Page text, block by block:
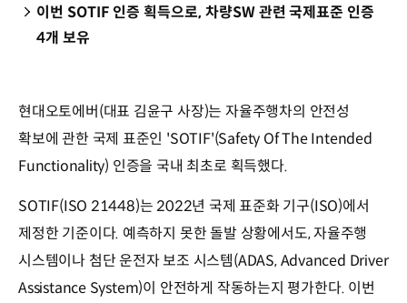
이번 SOTIF 인증 획득으로, 차량SW 관련 국제표준 인증
4개 보유
현대오토에버(대표 김윤구 사장)는 자율주행차의 안전성
확보에 관한 국제 표준인 'SOTIF'(Safety Of The Intended
Functionality) 인증을 국내 최초로 획득했다.
SOTIF(ISO 21448)는 2022년 국제 표준화 기구(ISO)에서
제정한 기준이다. 예측하지 못한 돌발 상황에서도, 자율주행
시스템이나 첨단 운전자 보조 시스템(ADAS, Advanced Driver
Assistance System)이 안전하게 작동하는지 평가한다. 이번